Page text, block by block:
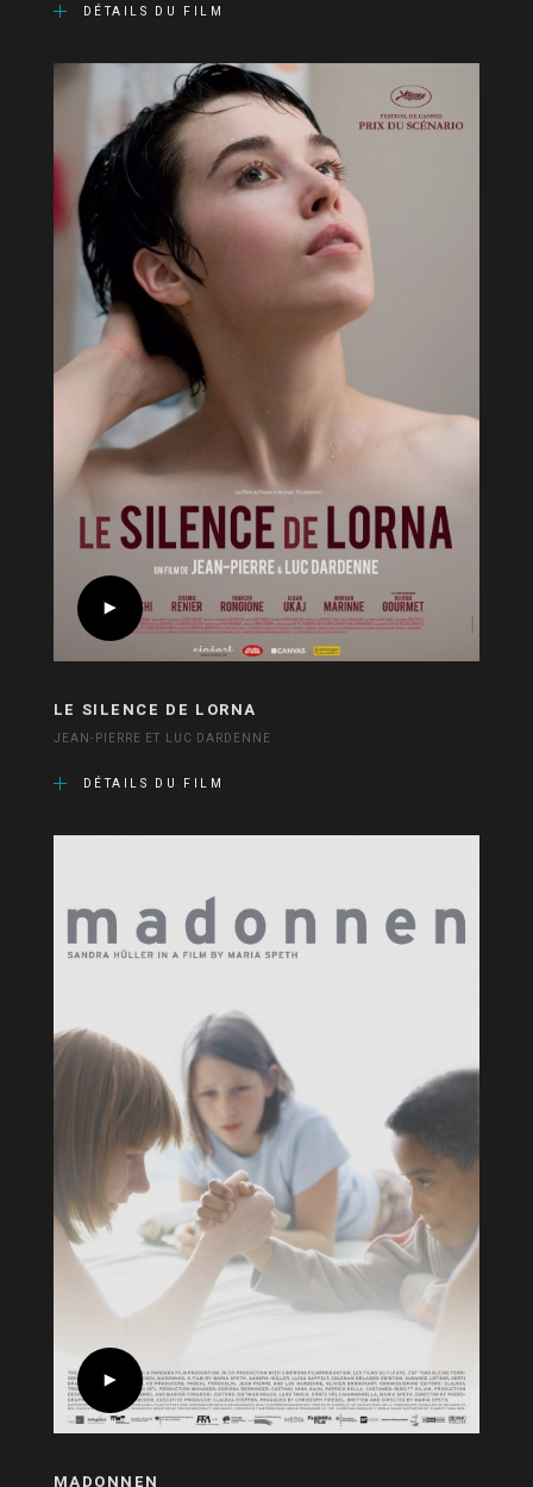
DÉTAILS DU FILM
LE SILENCE DE LORNA
JEAN-PIERRE ET LUC DARDENNE
DÉTAILS DU FILM
MADONNEN